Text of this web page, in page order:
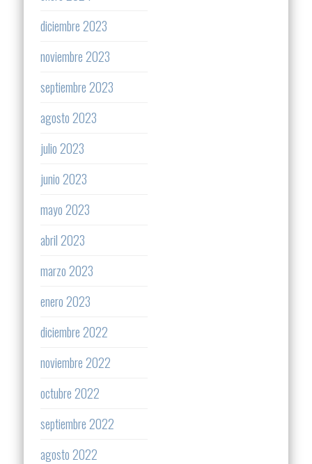
diciembre 2023
noviembre 2023
septiembre 2023
agosto 2023
julio 2023
junio 2023
mayo 2023
abril 2023
marzo 2023
enero 2023
diciembre 2022
noviembre 2022
octubre 2022
septiembre 2022
agosto 2022